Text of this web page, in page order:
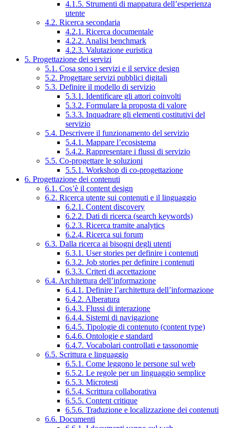
4.1.5. Strumenti di mappatura dell’esperienza
utente
4.2. Ricerca secondaria
4.2.1. Ricerca documentale
4.2.2. Analisi benchmark
4.2.3. Valutazione euristica
5. Progettazione dei servizi
5.1. Cosa sono i servizi e il service design
5.2. Progettare servizi pubblici digitali
5.3. Definire il modello di servizio
5.3.1. Identificare gli attori coinvolti
5.3.2. Formulare la proposta di valore
5.3.3. Inquadrare gli elementi costitutivi del
servizio
5.4. Descrivere il funzionamento del servizio
5.4.1. Mappare l’ecosistema
5.4.2. Rappresentare i flussi di servizio
5.5. Co-progettare le soluzioni
5.5.1. Workshop di co-progettazione
6. Progettazione dei contenuti
6.1. Cos’è il content design
6.2. Ricerca utente sui contenuti e il linguaggio
6.2.1. Content discovery
6.2.2. Dati di ricerca (search keywords)
6.2.3. Ricerca tramite analytics
6.2.4. Ricerca sui forum
6.3. Dalla ricerca ai bisogni degli utenti
6.3.1. User stories per definire i contenuti
6.3.2. Job stories per definire i contenuti
6.3.3. Criteri di accettazione
6.4. Architettura dell’informazione
6.4.1. Definire l’architettura dell’informazione
6.4.2. Alberatura
6.4.3. Flussi di interazione
6.4.4. Sistemi di navigazione
6.4.5. Tipologie di contenuto (content type)
6.4.6. Ontologie e standard
6.4.7. Vocabolari controllati e tassonomie
6.5. Scrittura e linguaggio
6.5.1. Come leggono le persone sul web
6.5.2. Le regole per un linguaggio semplice
6.5.3. Microtesti
6.5.4. Scrittura collaborativa
6.5.5. Content critique
6.5.6. Traduzione e localizzazione dei contenuti
6.6. Documenti